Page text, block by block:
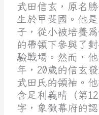
武田信玄，原名
生於甲斐國。他
子，從小被培養
的帶領下參與了
驗戰場。然而，
年，20歲的信玄
武田氏的領袖。
含足利義晴（第
字，象徵幕府的